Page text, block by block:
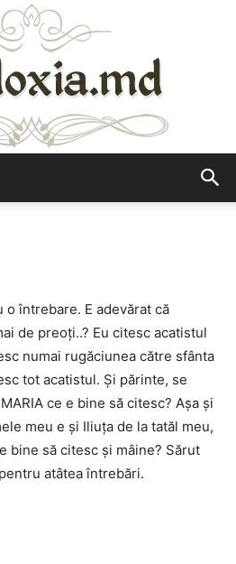
întrebare. E adevărat că
de preoți..? Eu citesc acatistul
numai rugăciunea către sfânta
tot acatistul. Și părinte, se
ce e bine să citesc? Așa și
meu e și Iliuța de la tatăl meu,
bine să citesc și mâine? Sărut
atâtea întrebări.